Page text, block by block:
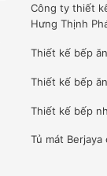
Công ty thiết
Hưng Thịnh
Thiết kế bếp
Thiết kế bếp
Thiết kế bếp
Tủ mát Berjaya